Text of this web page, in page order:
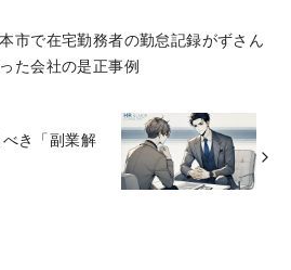
市で在宅勤務者の勤怠記録がずさん
た会社の是正事例
き「副業解